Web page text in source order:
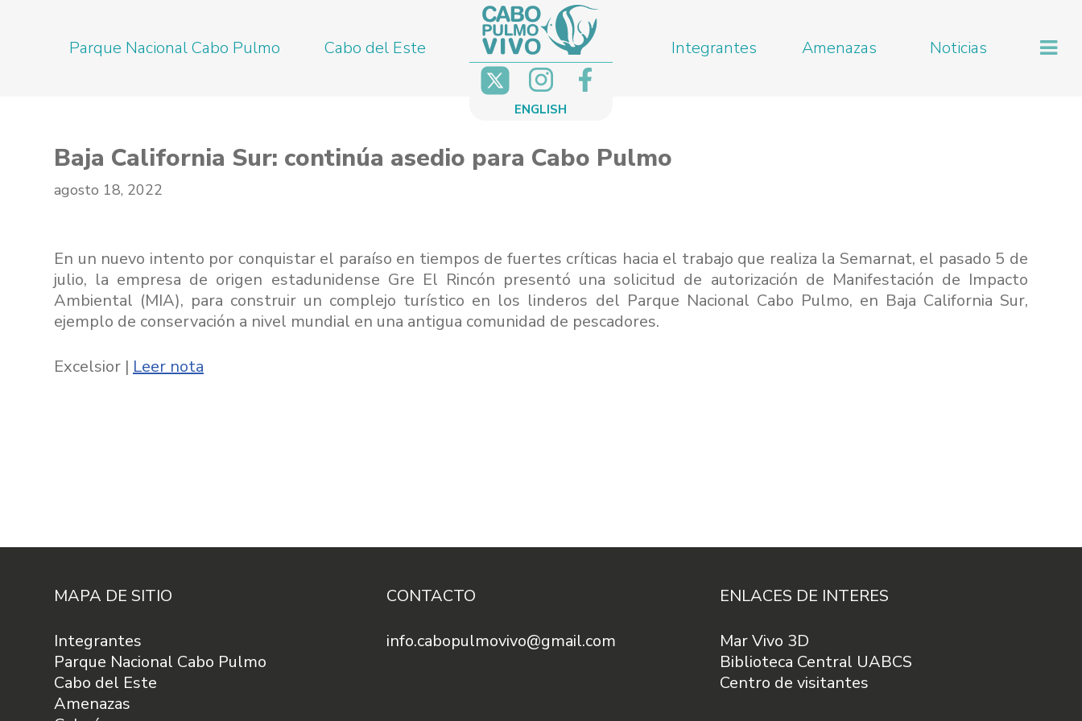
Amenazas
Cabo del Este
Parque Nacional Cabo Pulmo Noticias
Integrantes
ENGLISH
Baja California Sur: continúa asedio para Cabo Pulmo
agosto 18, 2022
En un nuevo intento por conquistar el paraíso en tiempos de fuertes críticas hacia el trabajo que realiza la Semarnat, el pasado 5 de
julio, la empresa de origen estadunidense Gre El Rincón presentó una solicitud de autorización de Manifestación de Impacto
Ambiental (MIA), para construir un complejo turístico en los linderos del Parque Nacional Cabo Pulmo, en Baja California Sur,
ejemplo de conservación a nivel mundial en una antigua comunidad de pescadores.
Excelsior | Leer nota
MAPA DE SITIO
Integrantes
Parque Nacional Cabo Pulmo
Cabo del Este
Amenazas
CONTACTO
info.cabopulmovivo@gmail.com
ENLACES DE INTERES
Mar Vivo 3D
Biblioteca Central UABCS
Centro de visitantes